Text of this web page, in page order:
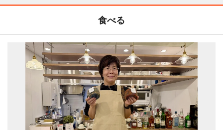
食べる